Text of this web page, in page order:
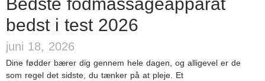
Bedste fodmassageapparat
bedst i test 2026
juni 18, 2026
Dine fødder bærer dig gennem hele dagen, og alligevel er de
som regel det sidste, du tænker på at pleje. Et